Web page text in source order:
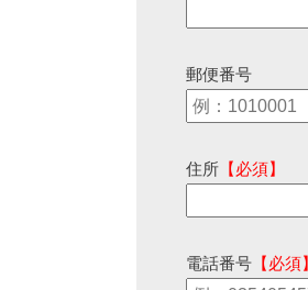
郵便番号
住所 【必須】
電話番号 【必須】